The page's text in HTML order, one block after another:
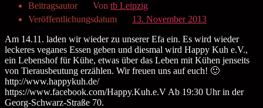
Beitragsautor Von tb Leipzig
Veröffentlichungsdatum
13. November 2013
Am 14.11. laden wir wieder zu unserer Efa ein. Es wird wieder
leckeres veganes Essen geben und diesmal wird Happy Kuh e.V.,
ein Lebenshof für Kühe, etwas über das Leben mit Kühen jenseits
von Tierausbeutung erzählen. Wir freuen uns auf euch! 🙂
http://www.happykuh.de/
https://www.facebook.com/Happy.Kuh.e.V Ab 19:30 Uhr in der
Georg-Schwarz-Straße 70.